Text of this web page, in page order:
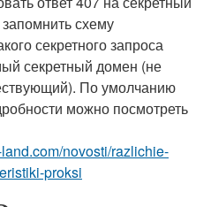
схему
секретного запроса
секретный домен (не
По умолчанию
можно посмотреть
novosti/razlichie-
proksi